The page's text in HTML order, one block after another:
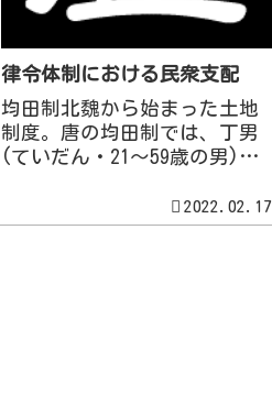
律令体制における民衆支配
均田制北魏から始まった土地
制度。唐の均田制では、丁男
(ていだん・21～59歳の男)中
16~20歳)一代に対し、口分田
(北魏～隋までの露田)を80畝
2022.02.17